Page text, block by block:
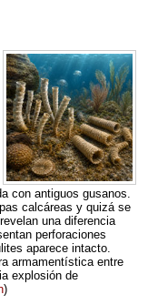
con antiguos gusanos.
calcáreas y quizá se
una diferencia
perforaciones
aparece intacto.
armamentística entre
explosión de
)